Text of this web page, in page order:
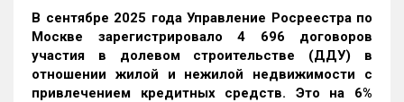
В сентябре 2025 года Управление Росреестра по
Москве зарегистрировало 4 696 договоров
участия в долевом строительстве (ДДУ) в
отношении жилой и нежилой недвижимости с
привлечением кредитных средств. Это на 6%